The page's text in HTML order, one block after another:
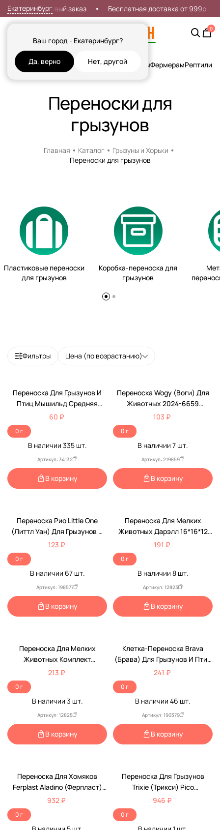
Екатеринбург
Ваш город - Екатеринбург?
Да, верно Нет, другой
7% на первый заказ Бесплатная доставка от 999р
0
Кошки СобакиРыбы Грызуны и Хорьки ПтицыФермерамРептилии
Переноски для
грызунов
Главная Каталог
Грызуны и Хорьки
Переноски для грызунов
Пластиковые переноски
для грызунов
Коробка-переноска для
грызунов
Фильтры Цена (по возрастанию)
Переноска Для Грызунов И
Птиц Мышильд Средняя
12,5*10*10см
60 ₽
0 г
В наличии 335шт.
Артикул: 34132
В корзину
Переноска Wogy (Воги) Для
Животных 2024-6659
15*11*9см
103 ₽
0 г
В наличии 7 шт.
Артикул: 219859
В корзину
Переноска Рио Little One
(Литтл Уан) Для Грызунов И
Птиц Картонная 5947
123 ₽
0 г
В наличии 67шт.
Артикул: 198577
В корзину
Переноска Для Мелких
Животных Дарэлл 16*16*12
3565
191 ₽
0 г
В наличии 8шт.
Артикул: 12823
В корзину
Переноска Для Мелких
Животных Комплект
Дарелэнд Rp3564
213 ₽
0 г
В наличии 3 шт.
Артикул: 12825
В корзину
Клетка-Переноска Brava
(Брава) Для Грызунов И Птиц
1# 28,5*18,5*14см Вв-А2-928
241 ₽
0 г
В наличии 46 шт.
Артикул: 190379
В корзину
Переноска Для Хомяков
Ferplast Aladino (Ферпласт)
Малая 20*16*13,5см
932 ₽
0 г
Переноска Для Грызунов
Trixie (Трикси) Pico
23*18*16см 5903
946 ₽
0 г